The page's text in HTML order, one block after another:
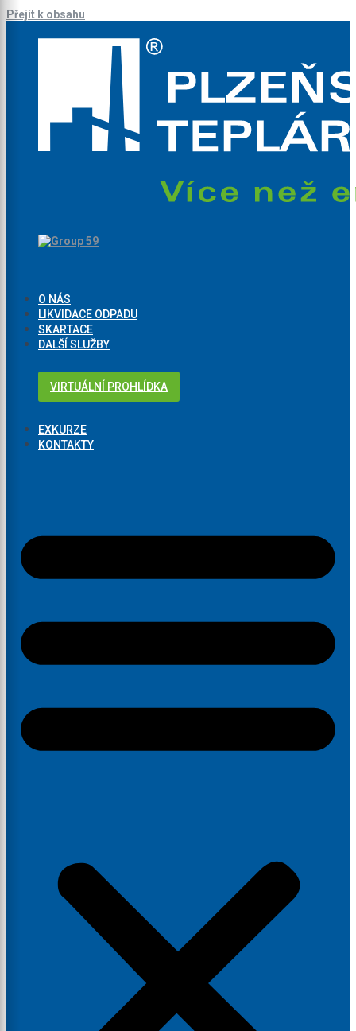
Přejít k obsahu
O NÁS
LIKVIDACE ODPADU
SKARTACE
DALŠÍ SLUŽBY
VIRTUÁLNÍ PROHLÍDKA
EXKURZE
KONTAKTY